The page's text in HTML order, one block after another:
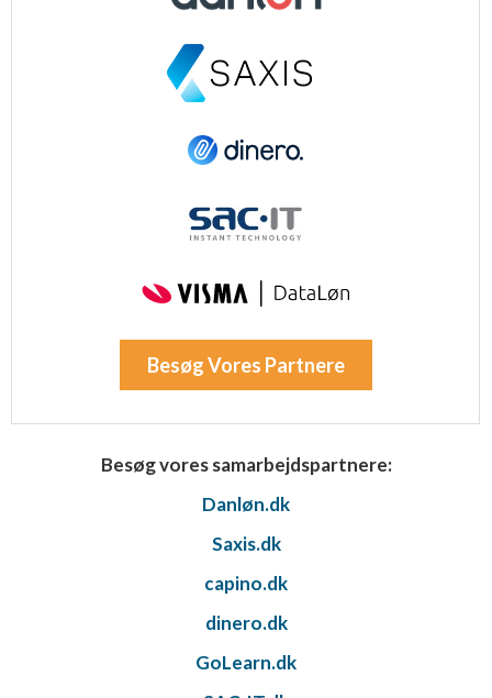
Besøg Vores Partnere
Besøg vores samarbejdspartnere:
Danløn.dk
Saxis.dk
capino.dk
dinero.dk
GoLearn.dk